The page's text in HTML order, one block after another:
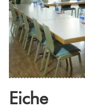
Eiche